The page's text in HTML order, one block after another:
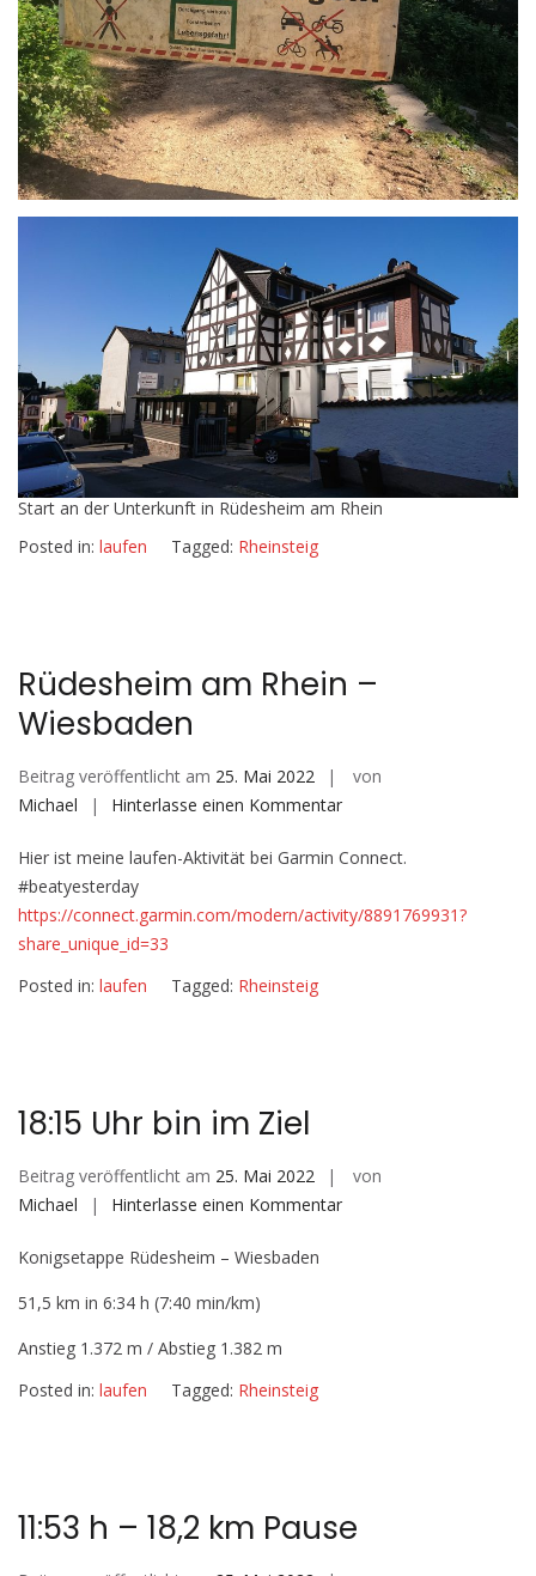
Start an der Unterkunft in Rüdesheim am Rhein
Posted in: laufen Tagged: Rheinsteig
Rüdesheim am Rhein –
Wiesbaden
Beitrag veröffentlicht am 25. Mai 2022
von
Michael
Hinterlasse einen Kommentarauf
am
–
Hier ist meine laufen-Aktivität bei Garmin Connect.
#beatyesterday
https://connect.garmin.com/modern/activity/8891769931?
share_unique_id=33
Posted in: laufen Tagged: Rheinsteig
18:15 Uhr bin im Ziel
Beitrag veröffentlicht am 25. Mai 2022
von
Michael
Hinterlasse einen Kommentarauf
Konigsetappe Rüdesheim – Wiesbaden
51,5 km in 6:34 h (7:40 min/km)
Anstieg 1.372 m / Abstieg 1.382 m
Posted in: laufen Tagged: Rheinsteig
11:53 h – 18,2 km Pause